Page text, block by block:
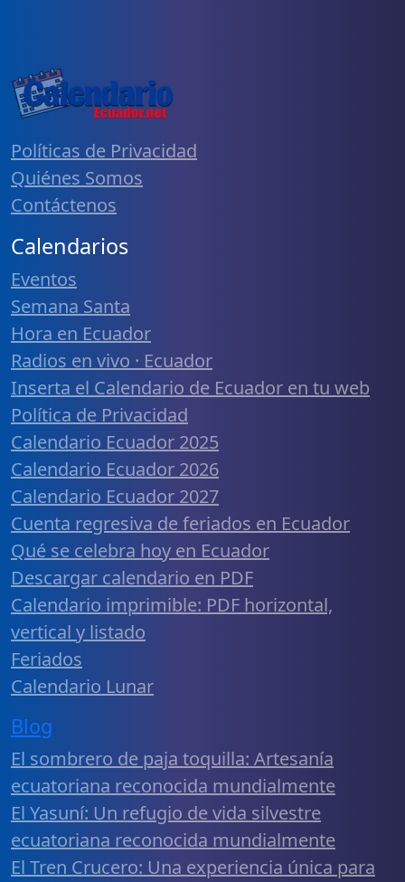
Políticas de Privacidad
Quiénes Somos
Contáctenos
Calendarios
Eventos
Semana Santa
Hora en Ecuador
Radios en vivo · Ecuador
Inserta el Calendario de Ecuador en tu web
Política de Privacidad
Calendario Ecuador 2025
Calendario Ecuador 2026
Calendario Ecuador 2027
Cuenta regresiva de feriados en Ecuador
Qué se celebra hoy en Ecuador
Descargar calendario en PDF
Calendario imprimible: PDF horizontal,
vertical y listado
Feriados
Calendario Lunar
Blog
El sombrero de paja toquilla: Artesanía
ecuatoriana reconocida mundialmente
El Yasuní: Un refugio de vida silvestre
ecuatoriana reconocida mundialmente
El Tren Crucero: Una experiencia única para